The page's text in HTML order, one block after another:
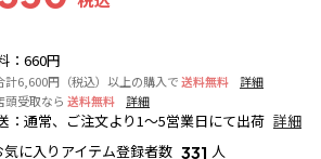
： 660円
6,600円（税込）以上の購入で送料無料
詳細
受取なら 送料無料 詳細
： 通常、ご注文より1～5営業日にて出荷 詳細
気に入りアイテム登録者数 331 人